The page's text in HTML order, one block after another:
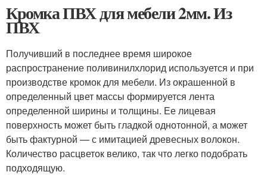
Кромка ПВХ для мебели 2мм. Из
ПВХ
Получивший в последнее время широкое
распространение поливинилхлорид используется и при
производстве кромок для мебели. Из окрашенной в
определенный цвет массы формируется лента
определенной ширины и толщины. Ее лицевая
поверхность может быть гладкой однотонной, а может
быть фактурной — с имитацией древесных волокон.
Количество расцветок велико, так что легко подобрать
подходящую.